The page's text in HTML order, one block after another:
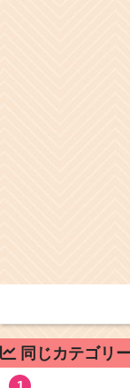
同じカテゴリ